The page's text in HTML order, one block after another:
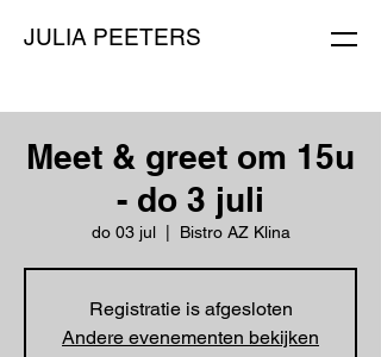
JULIA PEETERS
Meet & greet om 15u
- do 3 juli
do 03 jul
  |
Bistro AZ Klina
Registratie is afgesloten
Andere evenementen bekijken